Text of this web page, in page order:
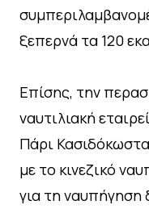
ξεπερνά τα 120
Επίσης, την
ναυτιλιακή
Πάρι
με το κινεζικό
για τη